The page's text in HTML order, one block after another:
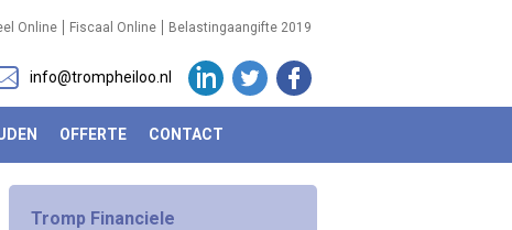
Online Fiscaal Online Belastingaangifte 2019
info@trompheiloo.nl
OFFERTE CONTACT
Tromp Financiele